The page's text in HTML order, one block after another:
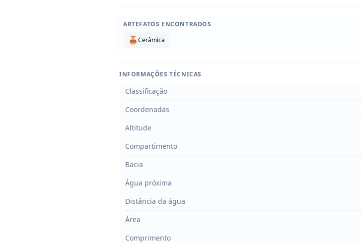
ARTEFATOS ENCONTRADOS
Cerâmica
INFORMAÇÕES TÉCNICAS
Classificação
Coordenadas
Altitude
Compartimento
Bacia
Água próxima
Distância da água
Área
Comprimento